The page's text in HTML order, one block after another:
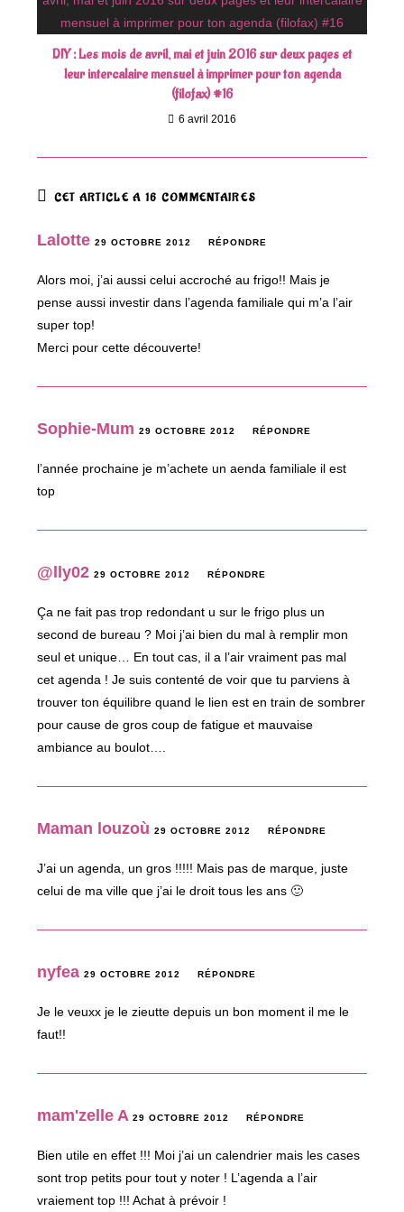
DIY : Les mois de avril, mai et juin 2016 sur deux pages et
leur intercalaire mensuel à imprimer pour ton agenda
(filofax) #16
6 avril 2016
CET ARTICLE A 16 COMMENTAIRES
Lalotte 29 OCTOBRE 2012 RÉPONDRE
Alors moi, j’ai aussi celui accroché au frigo!! Mais je
pense aussi investir dans l’agenda familiale qui m’a l’air
super top!
Merci pour cette découverte!
Sophie-Mum 29 OCTOBRE 2012 RÉPONDRE
l’année prochaine je m’achete un aenda familiale il est
top
@lly02 29 OCTOBRE 2012 RÉPONDRE
Ça ne fait pas trop redondant u sur le frigo plus un
second de bureau ? Moi j’ai bien du mal à remplir mon
seul et unique… En tout cas, il a l’air vraiment pas mal
cet agenda ! Je suis contenté de voir que tu parviens à
trouver ton équilibre quand le lien est en train de sombrer
pour cause de gros coup de fatigue et mauvaise
ambiance au boulot….
Maman louzoù 29 OCTOBRE 2012 RÉPONDRE
J’ai un agenda, un gros !!!!! Mais pas de marque, juste
celui de ma ville que j’ai le droit tous les ans 🙂
nyfea 29 OCTOBRE 2012 RÉPONDRE
Je le veuxx je le zieutte depuis un bon moment il me le
faut!!
mam'zelle A 29 OCTOBRE 2012 RÉPONDRE
Bien utile en effet !!! Moi j’ai un calendrier mais les cases
sont trop petits pour tout y noter ! L’agenda a l’air
vraiement top !!! Achat à prévoir !